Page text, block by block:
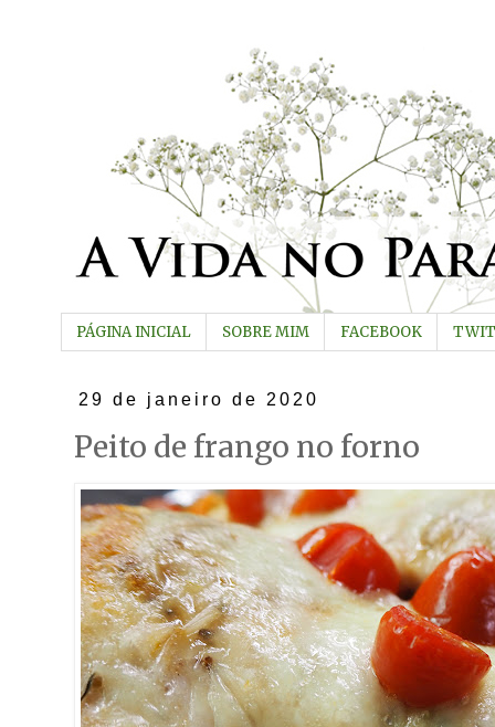
PÁGINA INICIAL SOBRE MIM FACEBOOK
29 de janeiro de 2020
Peito de frango no forno